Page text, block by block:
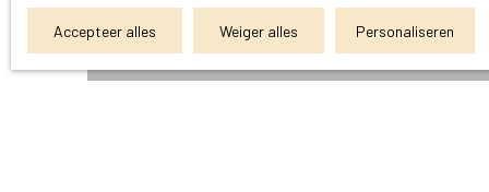
Accepteer alles Weiger alles Personaliseren